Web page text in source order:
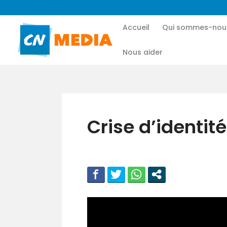
Accueil Qui sommes-
Nous aider
Crise